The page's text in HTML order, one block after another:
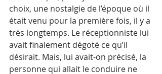
choix, une nostalgie de l’époque où il
était venu pour la première fois, il y a
très longtemps. Le réceptionniste lui
avait finalement dégoté ce qu’il
désirait. Mais, lui avait-on précisé, la
personne qui allait le conduire ne